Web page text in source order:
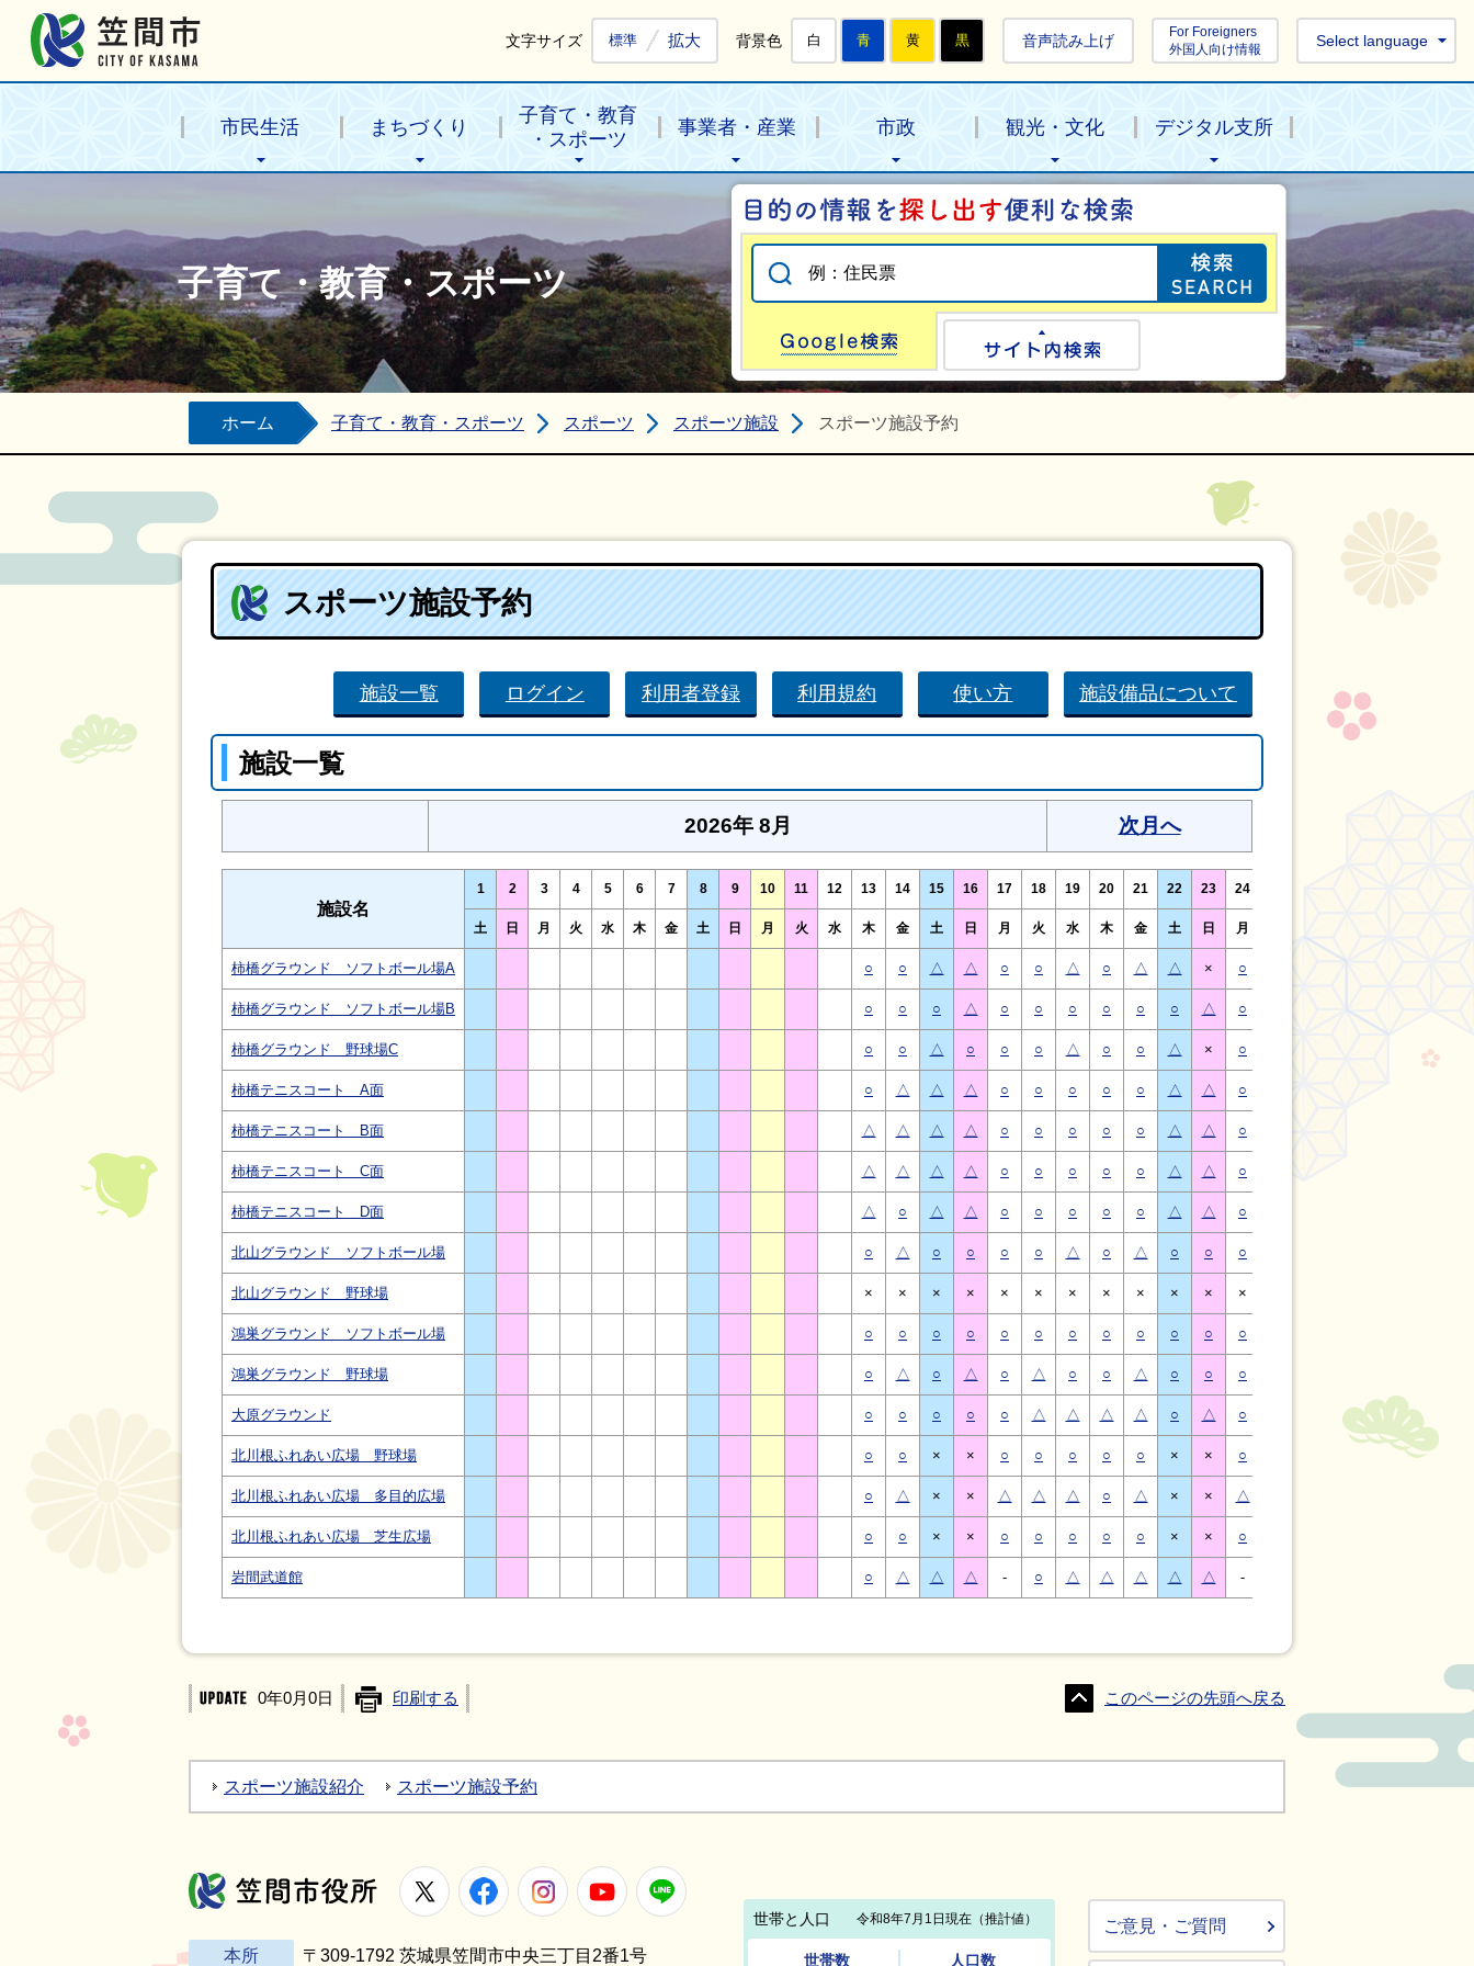
文字サイズ 標準 拡大 背景色 白 青 黄 黒 音声読み上げ
For Foreigners
外国人向け情報
Select language
市民生活 まちづくり
子育て・教育
・スポーツ
事業者・産業 市政 観光・文化 デジタル支所
子育て・教育・スポーツ
目的の情報を探
Google検索
ホーム 子育て・教育・スポーツ スポーツ スポーツ施設 スポーツ施設予約
スポーツ施設予約
施設一覧 ログイン 利用者登録 利用規約 使い方 施設備品について
施設一覧
2026年 8月 次月へ
施設名
1 2 3 4 5 6 7 8 9 10 11 12 13 14 15 16 17 18 19 20 21 22 23 24
土 日 月 火 水 木 金 土 日 月 火 水 木 金 土 日 月 火 水 木 金 土 日 月
柿橋グラウンド ソフトボール場A ○ ○ △ △ ○ ○ △ ○ △ △ × ○
柿橋グラウンド ソフトボール場B ○ ○ ○ △ ○ ○ ○ ○ ○ ○ △ ○ ○
柿橋グラウンド 野球場C ○ ○ △ ○ ○ ○ △ ○ ○ △ × ○
柿橋テニスコート A面 ○ △ △ △ ○ ○ ○ ○ ○ △ △ ○
柿橋テニスコート B面 △ △ △ △ ○ ○ ○ ○ ○ △ △ ○
柿橋テニスコート C面 △ △ △ △ ○ ○ ○ ○ ○ △ △ ○
柿橋テニスコート D面 △ ○ △ △ ○ ○ ○ ○ ○ △ △ ○
北山グラウンド ソフトボール場 ○ △ ○ ○ ○ ○ △ ○ △ ○ ○ ○
北山グラウンド 野球場 × × × × × × × × × × × ×
鴻巣グラウンド ソフトボール場 ○ ○ ○ ○ ○ ○ ○ ○ ○ ○ ○ ○
鴻巣グラウンド 野球場 ○ △ ○ △ ○ △ ○ ○ △ ○ ○ ○
大原グラウンド ○ ○ ○ ○ ○ △ △ △ △ ○ △ ○ △ △ ○
北川根ふれあい広場 野球場 ○ ○ × × ○ ○ ○ ○ ○ × × ○ ×
北川根ふれあい広場 多目的広場 ○ △ × × △ △ △ ○ △ × × △
北川根ふれあい広場 芝生広場 ○ ○ × × ○ ○ ○ ○ ○ × × ○
岩間武道館 ○ △ △ △ - ○ △ △ △ △ △ -
0年0月0日 印刷する このページの先頭へ戻る
スポーツ施設紹介 スポーツ施設予約
笠間市役所
X FacebookInstagramYoutube
本所 〒309-1792 茨城県笠間市中央三丁目2番1号
ご意見・ご質問